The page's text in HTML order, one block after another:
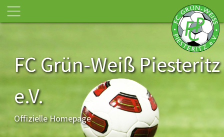
FC Grün-Weiß Piesteritz
e.V.
Offizielle Homepage